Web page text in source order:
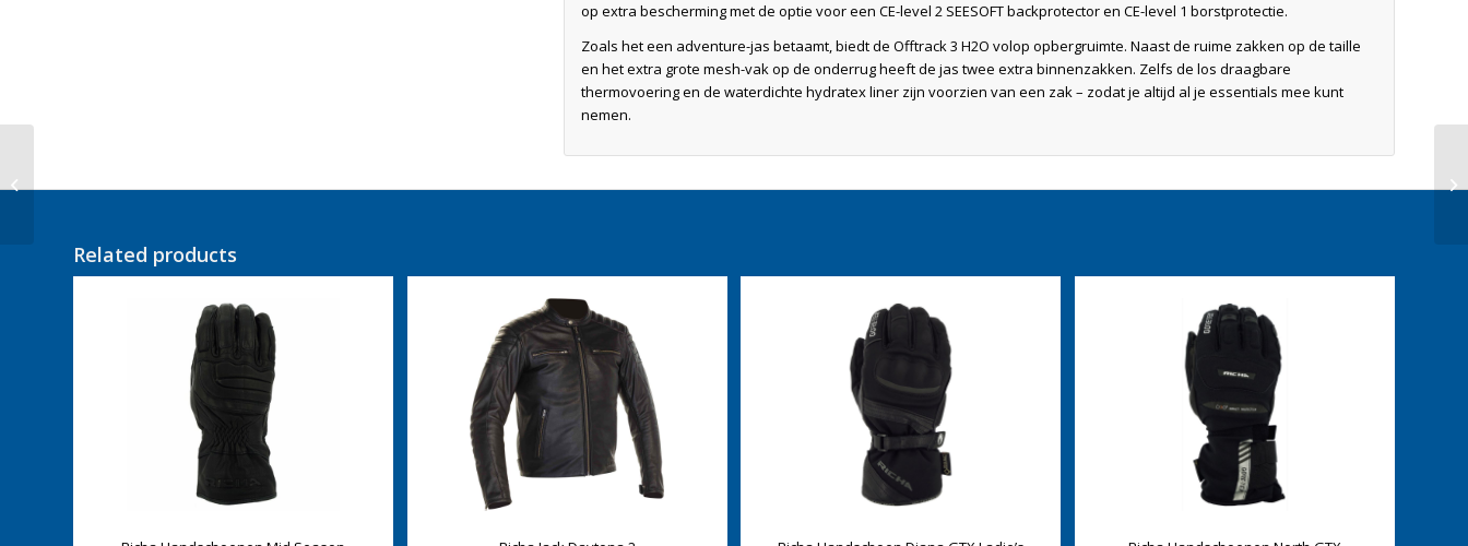
op extra bescherming met de optie voor een CE-level 2 SEESOFT backprotector en CE-level 1 borstprotectie.
Zoals het een adventure-jas betaamt, biedt de Offtrack 3 H2O volop opbergruimte. Naast de ruime zakken op de taille
en het extra grote mesh-vak op de onderrug heeft de jas twee extra binnenzakken. Zelfs de los draagbare
thermovoering en de waterdichte hydratex liner zijn voorzien van een zak – zodat je altijd al je essentials mee kunt
nemen.
Related products
H2O Ladies